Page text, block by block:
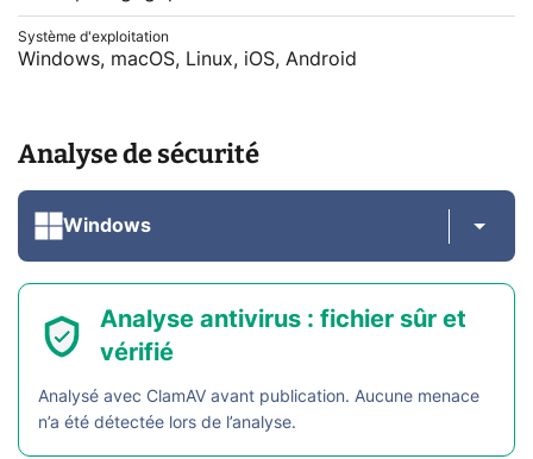
Système d'exploitation
Windows, macOS, Linux, iOS, Android
Analyse de sécurité
Windows
Analyse antivirus : fichier sûr et
vérifié
Analysé avec ClamAV avant publication. Aucune menace
n’a été détectée lors de l’analyse.